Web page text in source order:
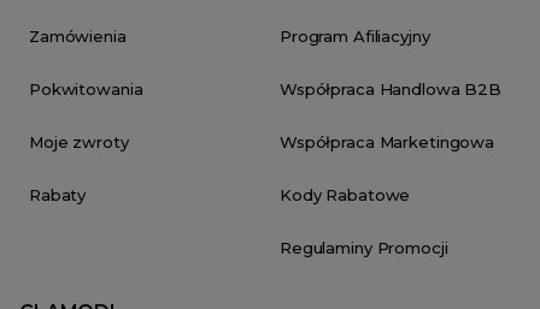
Zamówienia
Pokwitowania
Moje zwroty
Rabaty
Program Afiliacyjny
Współpraca Handlowa B2B
Współpraca Marketingowa
Kody Rabatowe
Regulaminy Promocji